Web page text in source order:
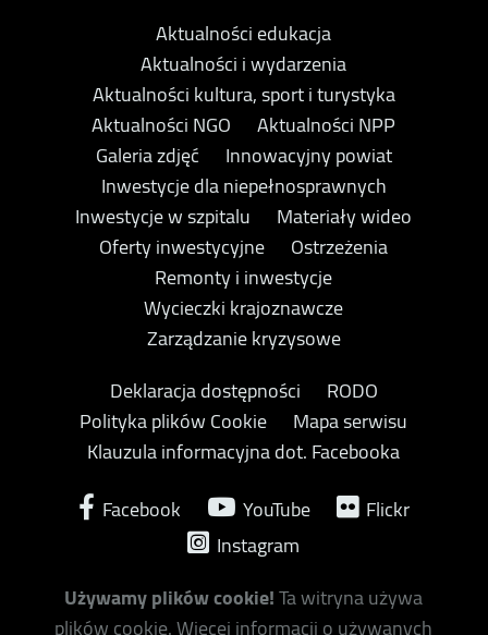
Aktualności edukacja
Aktualności i wydarzenia
Aktualności kultura, sport i turystyka
Aktualności NGO
Aktualności NPP
Galeria zdjęć
Innowacyjny powiat
Inwestycje dla niepełnosprawnych
Inwestycje w szpitalu
Materiały wideo
Oferty inwestycyjne
Ostrzeżenia
Remonty i inwestycje
Wycieczki krajoznawcze
Zarządzanie kryzysowe
Deklaracja dostępności
RODO
Polityka plików Cookie
Mapa serwisu
Klauzula informacyjna dot. Facebooka
Facebook
YouTube
Flickr
Instagram
Używamy plików cookie!Ta witryna używa
plików cookie. Więcej informacji o używanych